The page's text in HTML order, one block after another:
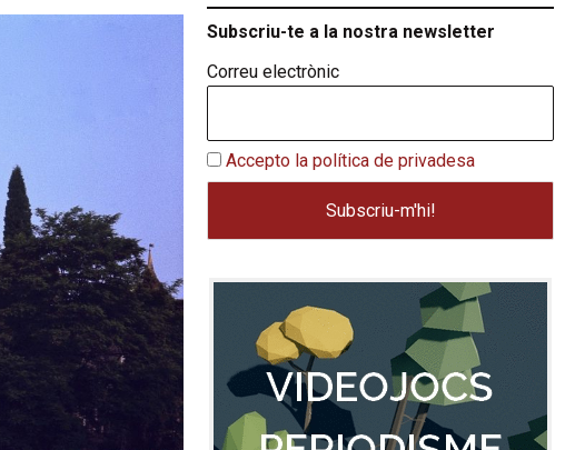
Subscriu-te a la nostra newsletter
Correu electrònic
Accepto la política de privadesa